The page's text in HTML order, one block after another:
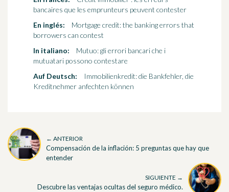
bancaires que les emprunteurs peuvent contester
En inglés:
Mortgage credit: the banking errors that
borrowers can contest
In italiano:
Mutuo: gli errori bancari che i
mutuatari possono contestare
Auf Deutsch:
Immobilienkredit: die Bankfehler, die
Kreditnehmer anfechten können
← ANTERIOR
Compensación de la inflación: 5 preguntas que hay que
entender
SIGUIENTE →
Descubre las ventajas ocultas del seguro médico.